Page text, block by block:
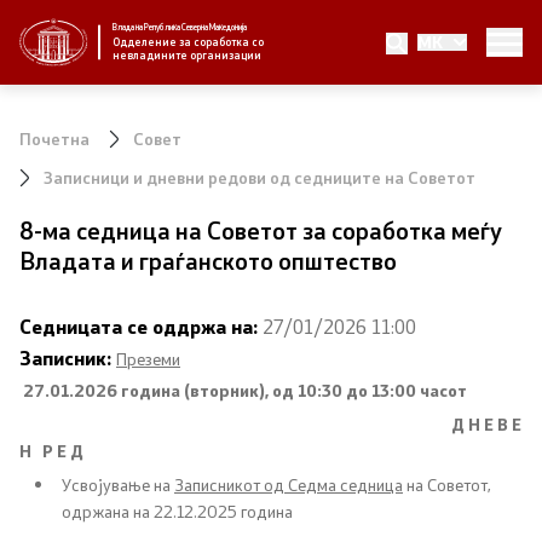
Влада на Република Северна Македонија
Одделение за соработка со
невладините организации
MK
За нас
Новости
Јавни повици
Стратегии по години
Спроведување на стратегија
Почетна
Совет
Записници и дневни редови од седниците на Советот
8-ма седница на Советот за соработка меѓу
Владата и граѓанското општество
Седницата се оддржа на: 27/01/2026 11:00
Записник: Преземи
27.01.2026 година (вторник), од 10:30 до 13:00 часот
Д Н Е В Е
Н Р Е Д
Усвојување на Записникот од Седма седница на Советот,
одржана на 22.12.2025 година